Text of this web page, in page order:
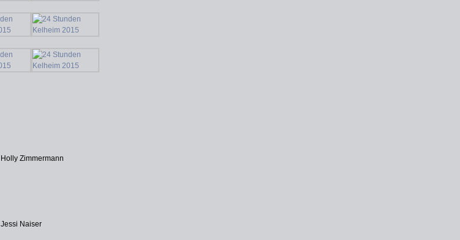
Holly Zimmermann
Jessi Naiser